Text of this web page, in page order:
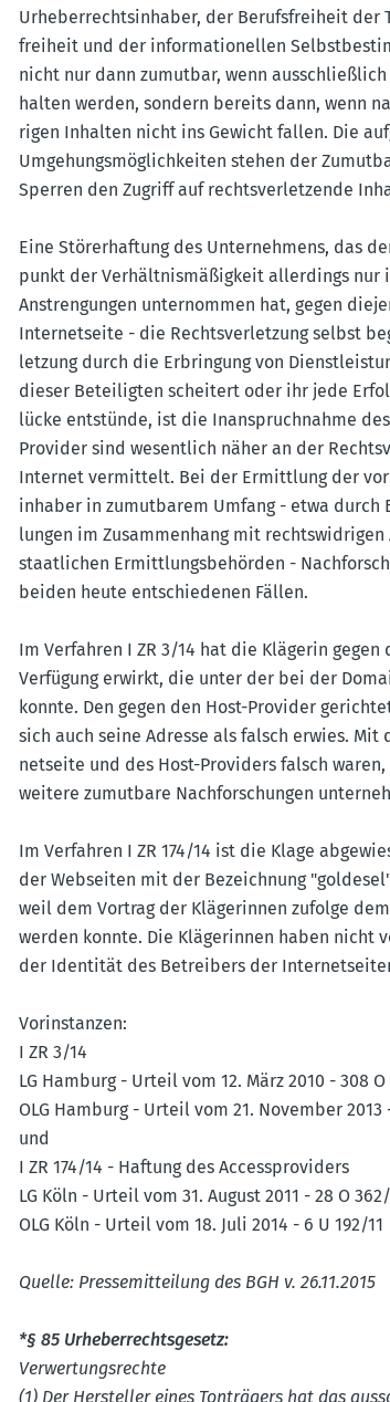
Urheber­rechts­in­haber, der Berufs­freiheit
freiheit und der infor­ma­tio­nellen
nicht nur dann zumutbar, wenn
halten werden, sondern bereits dann, wenn
rigen Inhalten nicht ins Gewicht fallen. Die
Umgehungs­mög­lich­keiten stehen der
Sperren den Zugriff auf rechts­ver­let­zende
Eine Störer­haftung des Unter­nehmens, das
punkt der Verhält­nis­mä­ßigkeit aller­dings nur
Anstren­gungen unter­nommen hat, gegen
Inter­net­seite - die Rechts­ver­letzung selbst
letzung durch die Erbringung von
dieser Betei­ligten scheitert oder ihr jede
lücke entstünde, ist die Inanspruch­nahme
Provider sind wesentlich näher an der
Internet vermittelt. Bei der Ermittlung der
in­haber in zumut­barem Umfang - etwa
lungen im Zusam­menhang mit
staat­lichen Ermitt­lungs­be­hörden -
beiden heute entschie­denen Fällen.
Im Verfahren I ZR 3/14 hat die Klägerin
Verfügung erwirkt, die unter der bei der
konnte. Den gegen den Host-Provider
sich auch seine Adresse als falsch erwies.
net­seite und des Host-Providers falsch
weitere zumutbare Nachfor­schungen
Im Verfahren I ZR 174/14 ist die Klage
der Webseiten mit der Bezeichnung
weil dem Vortrag der Kläge­rinnen zufolge
werden konnte. Die Kläge­rinnen haben nicht
der Identität des Betreibers der
Vorin­stanzen:
I ZR 3/14
LG Hamburg - Urteil vom 12. März 2010 - 308
OLG Hamburg - Urteil vom 21. November 2013
und
I ZR 174/14 - Haftung des Access­pro­viders
LG Köln - Urteil vom 31. August 2011 - 28 O
OLG Köln - Urteil vom 18. Juli 2014 - 6 U 192/11
Quelle: Presse­mit­teilung des BGH v. 26.11.2015
*§ 85 Urheber­rechts­gesetz:
Verwer­tungs­rechte
(1) Der Hersteller eines Tonträgers hat das